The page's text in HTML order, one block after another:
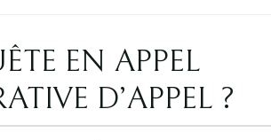
EN APPEL
D’APPEL ?